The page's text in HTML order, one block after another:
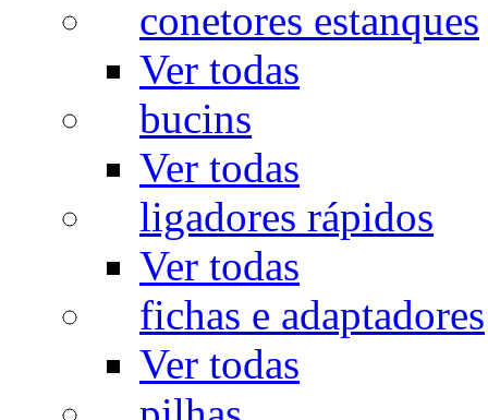
conetores estanques
Ver todas
bucins
Ver todas
ligadores rápidos
Ver todas
fichas e adaptadores
Ver todas